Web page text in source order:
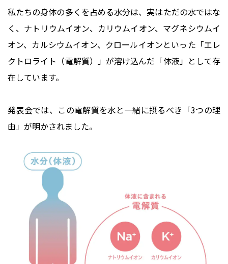
私たちの身体の多くを占める水分は、実はただの水ではな
く、ナトリウムイオン、カリウムイオン、マグネシウムイ
オン、カルシウムイオン、クロールイオンといった「エレ
クトロライト（電解質）」が溶け込んだ「体液」として存
在しています。
発表会では、この電解質を水と一緒に摂るべき「3つの理
由」が明かされました。